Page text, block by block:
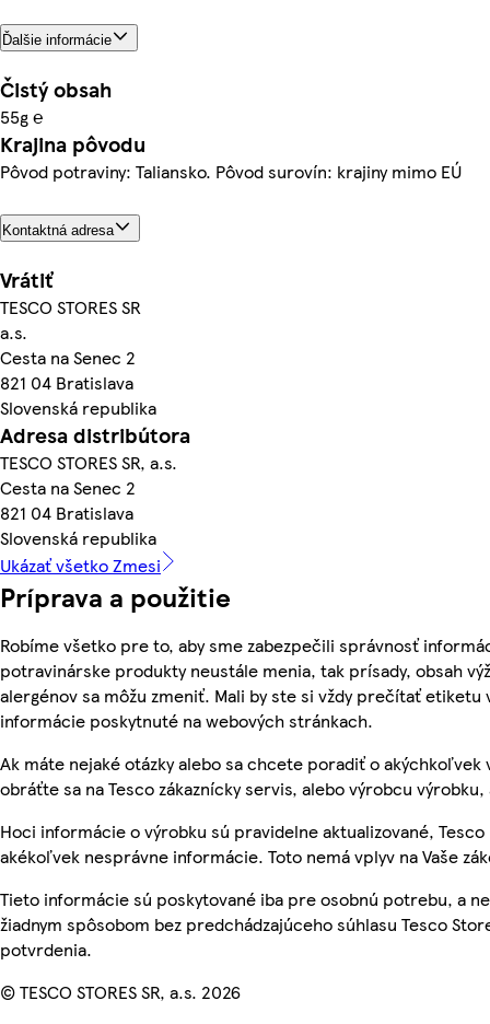
Ďalšie informácie
Čistý obsah
55g ℮
Krajina pôvodu
Pôvod potraviny: Taliansko. Pôvod surovín: krajiny mimo EÚ
Kontaktná adresa
Vrátiť
TESCO STORES SR
a.s.
Cesta na Senec 2
821 04 Bratislava
Slovenská republika
Adresa distribútora
TESCO STORES SR, a.s.
Cesta na Senec 2
821 04 Bratislava
Slovenská republika
Ukázať všetko Zmesi
Príprava a použitie
Robíme všetko pre to, aby sme zabezpečili správnosť
potravinárske produkty neustále menia, tak prísady, obsah
alergénov sa môžu zmeniť. Mali by ste si vždy prečítať etiketu
informácie poskytnuté na webových stránkach.
Ak máte nejaké otázky alebo sa chcete poradiť o akýchkoľvek
obráťte sa na Tesco zákaznícky servis, alebo výrobcu
Hoci informácie o výrobku sú pravidelne aktualizované,
akékoľvek nesprávne informácie. Toto nemá vplyv na Vaše
Tieto informácie sú poskytované iba pre osobnú potrebu, a
žiadnym spôsobom bez predchádzajúceho súhlasu Tesco
potvrdenia.
© TESCO STORES SR, a.s. 2026